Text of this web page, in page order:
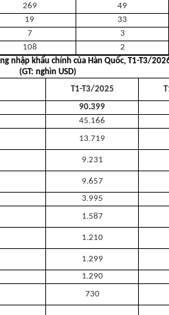
269 49
19 33
7 3
108 2
nhập khẩu chính của Hàn Quốc, T1-T3/
(GT: nghìn USD)
T1-T3/2025
90.399
45.166
13.719
9.231
9.657
3.995
1.587
1.210
1.299
1.290
730